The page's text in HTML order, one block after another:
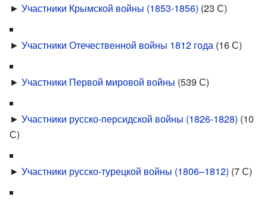
► Участники Крымской войны (1853-1856) (23 С)
► Участники Отечественной войны 1812 года (16 С)
► Участники Первой мировой войны (539 С)
► Участники русско-персидской войны (1826-1828) (10
С)
► Участники русско-турецкой войны (1806–1812) (7 С)